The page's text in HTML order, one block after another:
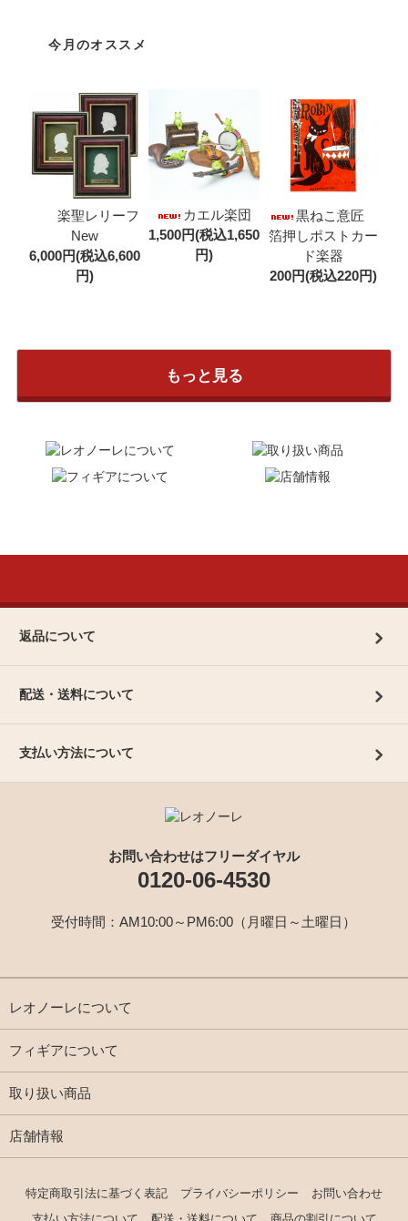
今月のオススメ
楽聖レリーフ
New
6,000円(税込6,600
円)
カエル楽団
1,500円(税込1,650
円)
黒ねこ意匠
箔押しポストカー
ド楽器
200円(税込220円)
もっと見る
返品について
配送・送料について
支払い方法について
お問い合わせはフリーダイヤル
0120-06-4530
受付時間：AM10:00～PM6:00（月曜日～土曜日）
レオノーレについて
フィギアについて
取り扱い商品
店舗情報
特定商取引法に基づく表記 プライバシーポリシー
お問い合わせ